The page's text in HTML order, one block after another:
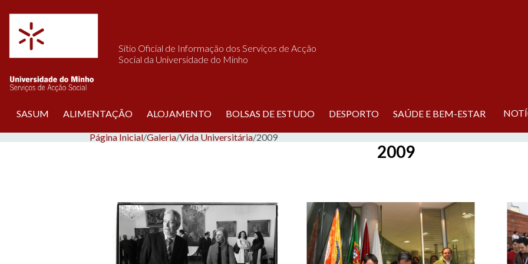
Sítio Oficial de Informação dos Serviços de Acção
Social da Universidade do Minho
SASUM ALIMENTAÇÃO ALOJAMENTO BOLSAS DE ESTUDO DESPORTO SAÚDE E BEM-ESTAR
Página Inicial/Galeria/Vida Universitária/2009
2009